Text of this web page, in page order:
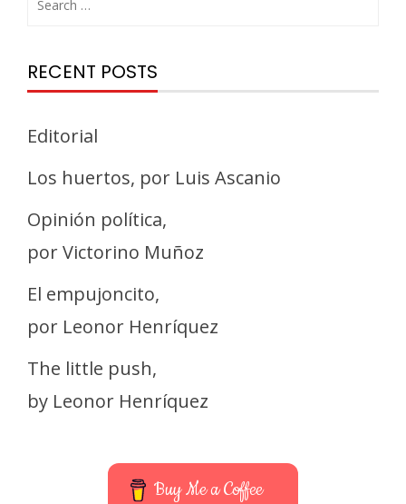
RECENT POSTS
Editorial
Los huertos, por Luis Ascanio
Opinión política,
por Victorino Muñoz
El empujoncito,
por Leonor Henríquez
The little push,
by Leonor Henríquez
Buy Me a Coffee